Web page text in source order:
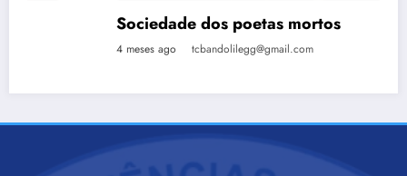
Sociedade dos poetas mortos
tcbandolilegg@gmail.com